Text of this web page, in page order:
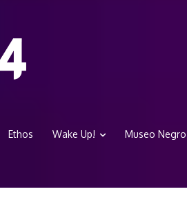
Ethos Wake Up! Museo Negro